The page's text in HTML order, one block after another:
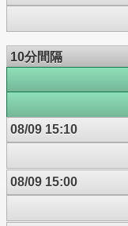
10分間隔
08/09 15:10
08/09 15:00